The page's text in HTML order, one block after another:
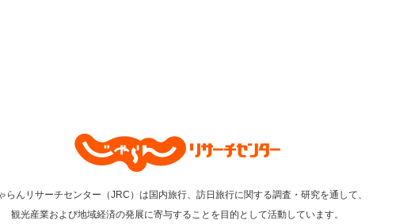
らんリサーチセンター（JRC）は国内旅行、訪日旅行に関する調査・研究を通して、
観光産業および地域経済の発展に寄与することを目的として活動しています。